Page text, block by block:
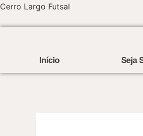
Skip
Cerro Largo Futsal
Início Seja
Post